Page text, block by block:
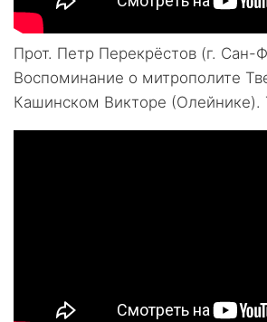
Прот. Петр Перекрёстов (г.
Воспоминание о митрополите
Кашинском Викторе (Олейнике).